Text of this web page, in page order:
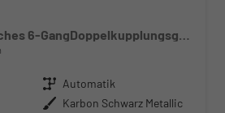
GS Hybrid Elektrisches 6-GangDoppelkupplungsgetriebe (eDCT)
Getriebe Automatik
Außenfarbe Karbon Schwarz Metallic